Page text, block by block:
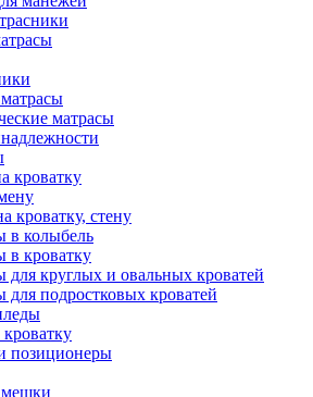
матрасы
кроватку
кроватку, стену
в колыбель
в кроватку
для круглых и овальных кроватей
для подростковых кроватей
позиционеры